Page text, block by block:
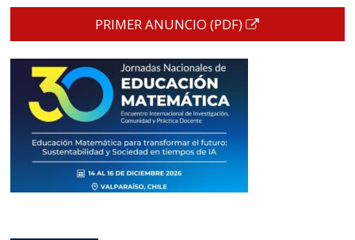
PRIMER ANUNCIO (PDF)